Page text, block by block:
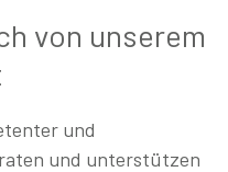
von unserem
und
und unterstützen